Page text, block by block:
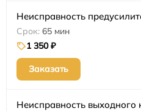
Неисправность
65 мин
1 350 ₽
Заказать
Неисправность выходного